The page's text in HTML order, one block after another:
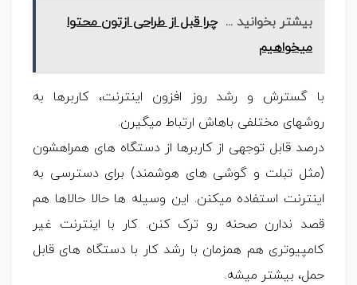
بیشتر بخوانید ... چرا قبل از طراحی ازتون محتوا
میخواهیم
با گسترش و رشد روز افزون اینترنت، کاربرها به
روشهای مختلفی باهاش ارتباط میگیرن.
درصد قابل توجهی از کاربرها از دستگاه های همراهشون
(مثل تبلت و گوشی های هوشمند) برای دسترسی به
اینترنت استفاده میکنن. این وسیله ها حالا حالاها هم
قصد ندارن صحنه رو ترک کنن. کار با اینترنت غیر
کامپیوتری هم همزمان با رشد کار با دستگاه های قابل
حمل، بیشتر میشه.